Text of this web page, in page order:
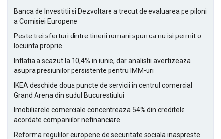
Banca de Investitii si Dezvoltare a trecut de evaluarea pe piloni
a Comisiei Europene
Peste trei sferturi dintre tinerii romani spun ca nu isi permit o
locuinta proprie
Inflatia a scazut la 10,4% in iunie, dar analistii avertizeaza
asupra presiunilor persistente pentru IMM-uri
IKEA deschide doua puncte de servicii in centrul comercial
Grand Arena din sudul Bucurestiului
Imobiliarele comerciale concentreaza 54% din creditele
acordate companiilor nefinanciare
Reforma regulilor europene de securitate sociala inaspreste